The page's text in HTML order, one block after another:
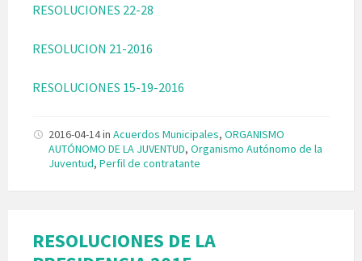
RESOLUCIONES 22-28
RESOLUCION 21-2016
RESOLUCIONES 15-19-2016
2016-04-14in Acuerdos Municipales, ORGANISMO
AUTÓNOMO DE LA JUVENTUD, Organismo Autónomo de la
Juventud, Perfil de contratante
RESOLUCIONES DE LA